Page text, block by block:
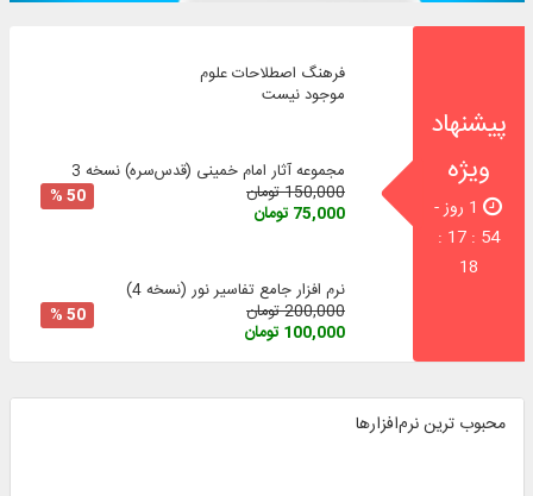
پیشنهاد
ویژه
1 روز -
53 : 17 :
18
فرهنگ اصطلاحات علوم
موجود نیست
مجموعه آثار امام خمینی (‌قدس‌سره) نسخه 3
150,000 تومان
50 %
75,000 تومان
نرم افزار جامع تفاسیر نور (نسخه 4)
200,000 تومان
50 %
100,000 تومان
محبوب ترین نرم‌افزارها